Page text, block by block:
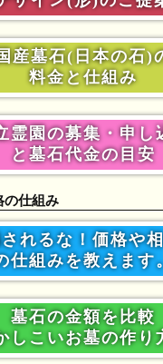
産墓石(日本の石)
料金と仕組み
霊園の募集・申し
と墓石代金の目安
の仕組み
れるな！価格や
仕組みを教えます
墓石の金額を比較
しこいお墓の作り